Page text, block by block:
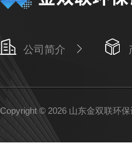
公司简介
Copyright © 2026 山东金双联环